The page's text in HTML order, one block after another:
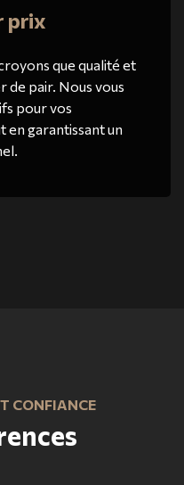
prix
que qualité et
pair. Nous vous
pour vos
en garantissant un
CONFIANCE